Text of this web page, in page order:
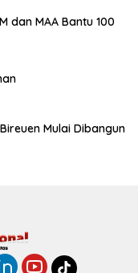
dan MAA Bantu 100
Mulai Dibangun